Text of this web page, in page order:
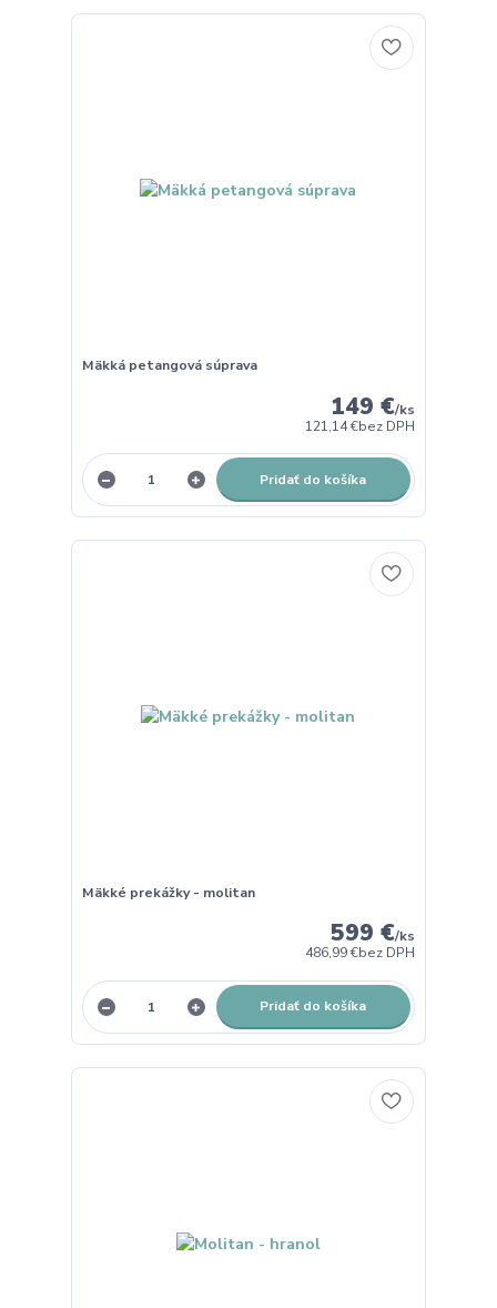
Mäkká petangová súprava
149 €/ks
121,14 €bez DPH
Pridať do košíka
Mäkké prekážky - molitan
599 €/ks
486,99 €bez DPH
Pridať do košíka